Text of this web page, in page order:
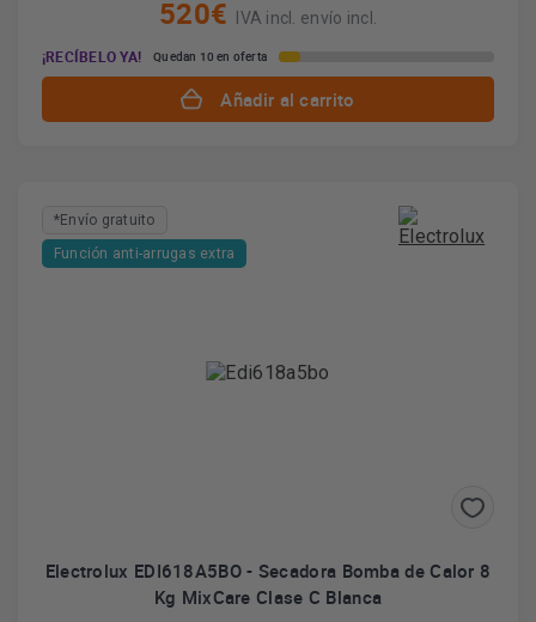
520€
IVA incl. envío incl.
¡RECÍBELO YA!
Quedan 10 en oferta
Añadir al carrito
*Envío gratuito
Función anti-arrugas extra
Electrolux EDI618A5BO - Secadora Bomba de Calor 8
Kg MixCare Clase C Blanca